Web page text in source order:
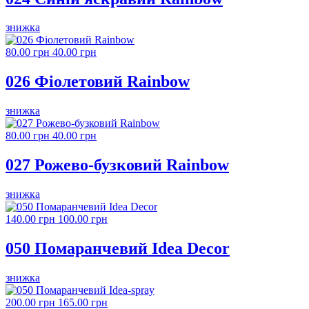
знижка
80.00 грн 40.00 грн
026 Фіолетовий Rainbow
знижка
80.00 грн 40.00 грн
027 Рожево-бузковий Rainbow
знижка
140.00 грн 100.00 грн
050 Помаранчевий Idea Decor
знижка
200.00 грн 165.00 грн